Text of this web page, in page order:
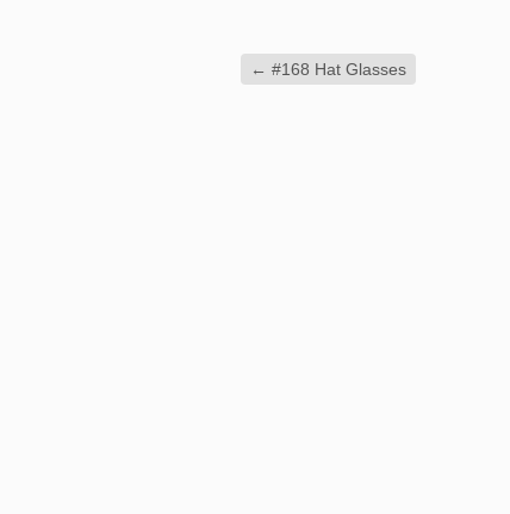
← #168 Hat Glasses